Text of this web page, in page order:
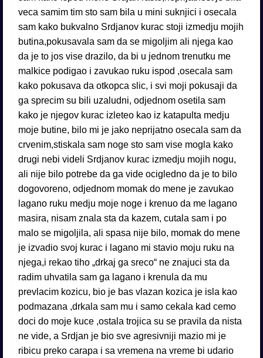
veca samim tim sto sam bila u mini suknjici i osecala
sam kako bukvalno Srdjanov kurac stoji izmedju mojih
butina,pokusavala sam da se migoljim ali njega kao
da je to jos vise drazilo, da bi u jednom trenutku me
malkice podigao i zavukao ruku ispod ,osecala sam
kako pokusava da otkopca slic, i svi moji pokusaji da
ga sprecim su bili uzaludni, odjednom osetila sam
kako je njegov kurac izleteo kao iz katapulta medju
moje butine, bilo mi je jako neprijatno osecala sam da
crvenim,stiskala sam noge sto sam vise mogla kako
drugi nebi videli Srdjanov kurac izmedju mojih nogu,
ali nije bilo potrebe da ga vide ocigledno da je to bilo
dogovoreno, odjednom momak do mene je zavukao
lagano ruku medju moje noge i krenuo da me lagano
masira, nisam znala sta da kazem, cutala sam i po
malo se migoljila, ali spasa nije bilo, momak do mene
je izvadio svoj kurac i lagano mi stavio moju ruku na
njega,i rekao tiho „drkaj ga sreco“ ne znajuci sta da
radim uhvatila sam ga lagano i krenula da mu
prevlacim kozicu, bio je bas vlazan kozica je isla kao
podmazana ,drkala sam mu i samo cekala kad cemo
doci do moje kuce ,ostala trojica su se pravila da nista
ne vide, a Srdjan je bio sve agresivniji mazio mi je
ribicu preko carapa i sa vremena na vreme bi udario